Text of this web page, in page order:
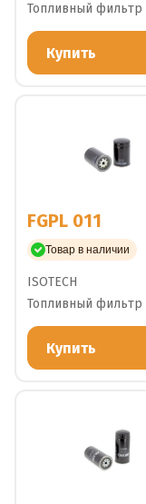
Топливный фильтр
Купить
FGPL 011
Товар в наличии
ISOTECH
Топливный фильтр
Купить